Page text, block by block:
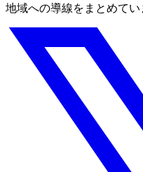
地域への導線をまとめてい